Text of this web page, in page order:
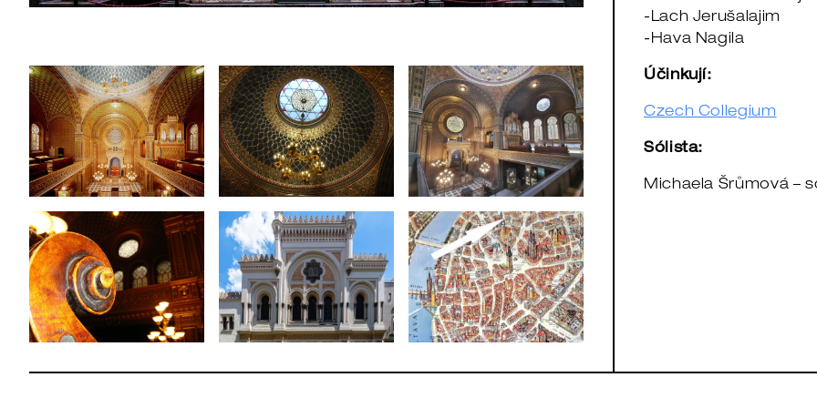
-Lach Jerušalajim
-Hava Nagila
Účinkují:
Czech Collegium
Sólista:
Michaela Šrůmová –